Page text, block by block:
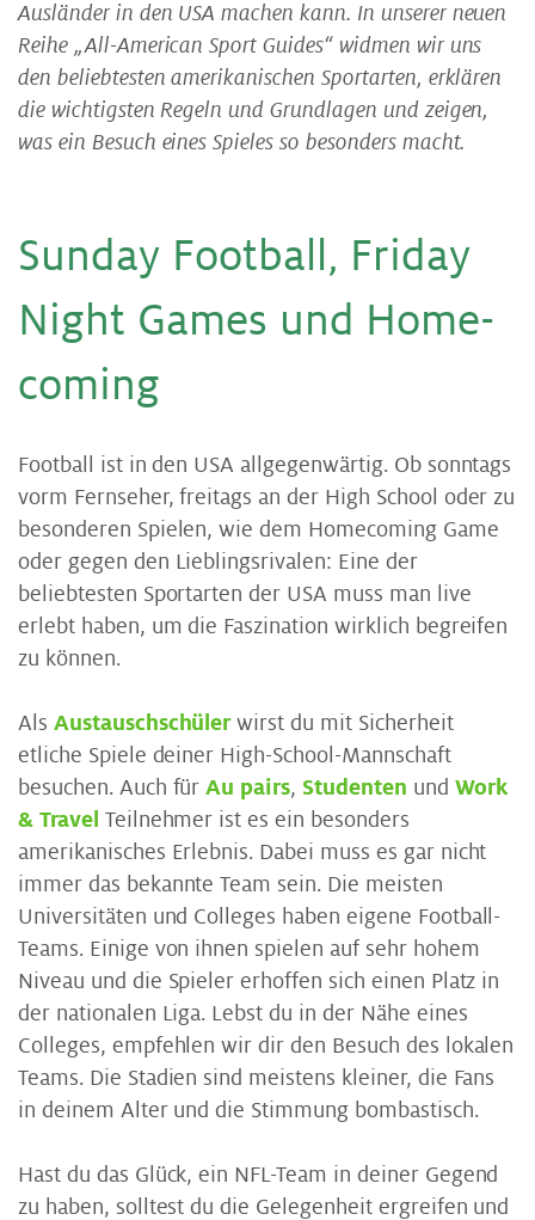
Ausländer in den USA machen kann. In unserer neuen
Reihe „All-American Sport Guides“ widmen wir uns
den beliebtesten amerikanischen Sportarten, erklären
die wichtigsten Regeln und Grundlagen und zeigen,
was ein Besuch eines Spieles so besonders macht.
Sun­day Foot­ball, Fri­day
Night Ga­mes und Home­
co­m­ing
Football ist in den USA allgegenwärtig. Ob sonntags
vorm Fernseher, freitags an der High School oder zu
besonderen Spielen, wie dem Homecoming Game
oder gegen den Lieblingsrivalen: Eine der
beliebtesten Sportarten der USA muss man live
erlebt haben, um die Faszination wirklich begreifen
zu können.
Als Austauschschülerwirst du mit Sicherheit
etliche Spiele deiner High-School-Mannschaft
besuchen. Auch fürAu pairs, Studenten und Work
& Travel Teilnehmer ist es ein besonders
amerikanisches Erlebnis. Dabei muss es gar nicht
immer das bekannte Team sein. Die meisten
Universitäten und Colleges haben eigene Football-
Teams. Einige von ihnen spielen auf sehr hohem
Niveau und die Spieler erhoffen sich einen Platz in
der nationalen Liga. Lebst du in der Nähe eines
Colleges, empfehlen wir dir den Besuch des lokalen
Teams. Die Stadien sind meistens kleiner, die Fans
in deinem Alter und die Stimmung bombastisch.
Hast du das Glück, ein NFL-Team in deiner Gegend
zu haben, solltest du die Gelegenheit ergreifen und